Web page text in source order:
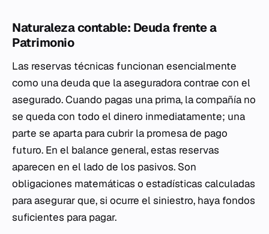
Naturaleza contable: Deuda frente a
Patrimonio
Las reservas técnicas funcionan esencialmente
como una deuda que la aseguradora contrae con el
asegurado. Cuando pagas una prima, la compañía no
se queda con todo el dinero inmediatamente; una
parte se aparta para cubrir la promesa de pago
futuro. En el balance general, estas reservas
aparecen en el lado de los pasivos. Son
obligaciones matemáticas o estadísticas calculadas
para asegurar que, si ocurre el siniestro, haya fondos
suficientes para pagar.